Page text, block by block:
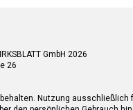
GmbH 2026
26
Nutzung ausschließlich